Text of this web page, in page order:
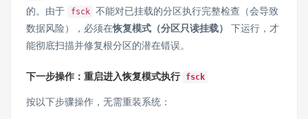
的。由于
fsck 不能对已挂载的分区执行完整检查（会导致
数据风险），必须在恢复模式（分区只读挂载）
下运行，才
能彻底扫描并修复根分区的潜在错误。
下一步操作：重启进入恢复模式执行 fsck
按以下步骤操作，无需重装系统：